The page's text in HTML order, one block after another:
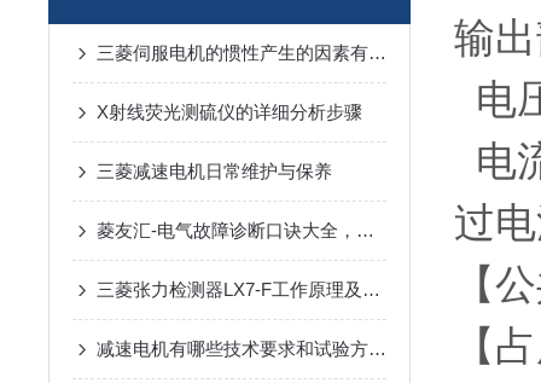
三菱伺服电机的惯性产生的因素有哪些？
X射线荧光测硫仪的详细分析步骤
三菱减速电机日常维护与保养
菱友汇-电气故障诊断口诀大全，太棒了！
三菱张力检测器LX7-F工作原理及检修步骤
减速电机有哪些技术要求和试验方法？
输
电
电
过
【
【